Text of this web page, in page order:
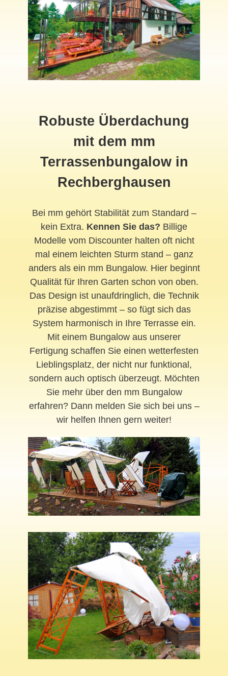
Robuste Überdachung
mit dem mm
Terrassenbungalow in
Rechberghausen
Bei mm gehört Stabilität zum Standard –
kein Extra. Kennen Sie das? Billige
Modelle vom Discounter halten oft nicht
mal einem leichten Sturm stand – ganz
anders als ein mm Bungalow. Hier beginnt
Qualität für Ihren Garten schon von oben.
Das Design ist unaufdringlich, die Technik
präzise abgestimmt – so fügt sich das
System harmonisch in Ihre Terrasse ein.
Mit einem Bungalow aus unserer
Fertigung schaffen Sie einen wetterfesten
Lieblingsplatz, der nicht nur funktional,
sondern auch optisch überzeugt. Möchten
Sie mehr über den mm Bungalow
erfahren? Dann melden Sie sich bei uns –
wir helfen Ihnen gern weiter!